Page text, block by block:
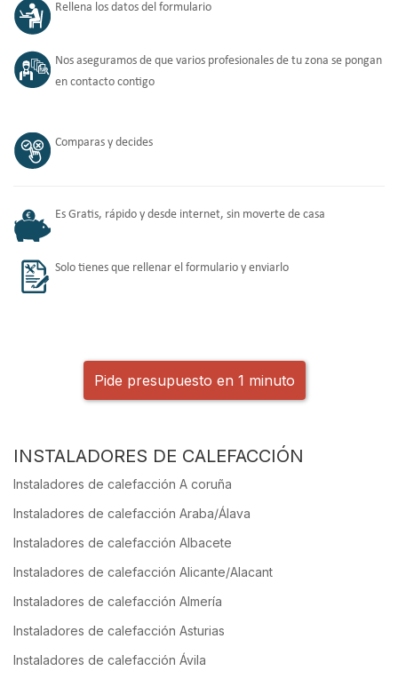
Rellena los datos del formulario
Nos aseguramos de que varios profesionales de tu zona se pongan
en contacto contigo
Comparas y decides
Es Gratis, rápido y desde internet, sin moverte de casa
Solo tienes que rellenar el formulario y enviarlo
Pide presupuesto en 1 minuto
INSTALADORES DE CALEFACCIÓN
Instaladores de calefacción A coruña
Instaladores de calefacción Araba/Álava
Instaladores de calefacción Albacete
Instaladores de calefacción Alicante/Alacant
Instaladores de calefacción Almería
Instaladores de calefacción Asturias
Instaladores de calefacción Ávila